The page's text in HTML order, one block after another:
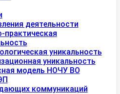
деятельности
практическая
уникальность
уникальность
модель НОЧУ ВО
коммуникаций